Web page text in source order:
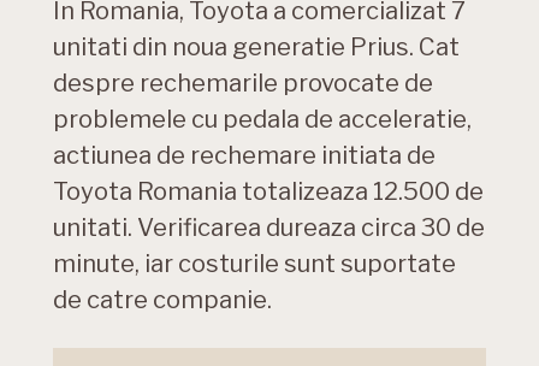
In Romania, Toyota a comercializat 7
unitati din noua generatie Prius. Cat
despre rechemarile provocate de
problemele cu pedala de acceleratie,
actiunea de rechemare initiata de
Toyota Romania totalizeaza 12.500 de
unitati. Verificarea dureaza circa 30 de
minute, iar costurile sunt suportate
de catre companie.